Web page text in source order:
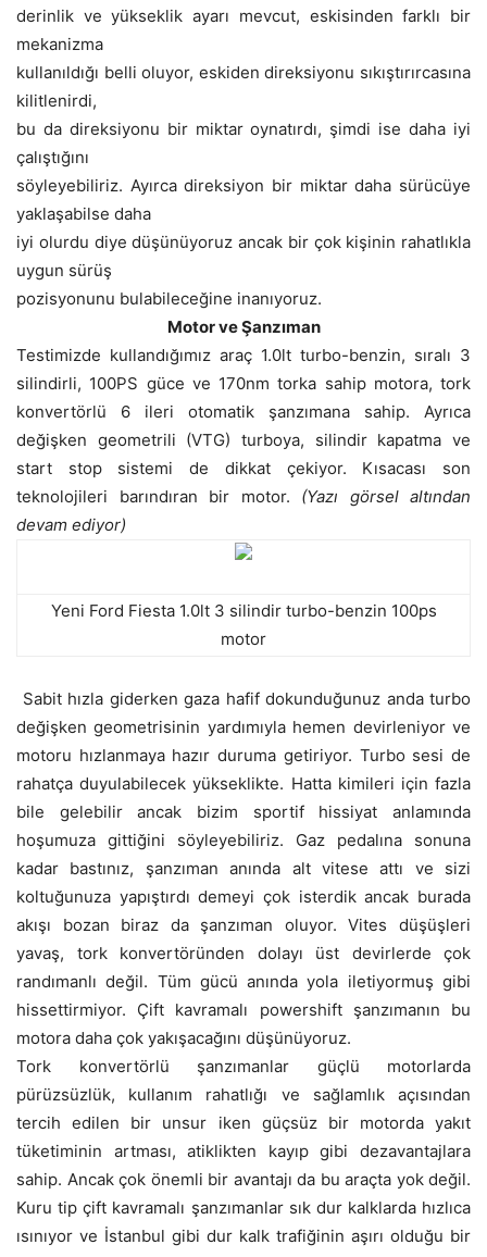
derinlik ve yükseklik ayarı mevcut, eskisinden farklı bir
mekanizma
kullanıldığı belli oluyor, eskiden direksiyonu sıkıştırırcasına
kilitlenirdi,
bu da direksiyonu bir miktar oynatırdı, şimdi ise daha iyi
çalıştığını
söyleyebiliriz. Ayırca direksiyon bir miktar daha sürücüye
yaklaşabilse daha
iyi olurdu diye düşünüyoruz ancak bir çok kişinin rahatlıkla
uygun sürüş
pozisyonunu bulabileceğine inanıyoruz.
Motor ve Şanzıman
Testimizde kullandığımız araç 1.0lt turbo-benzin, sıralı 3
silindirli, 100PS güce ve 170nm torka sahip motora, tork
konvertörlü 6 ileri otomatik şanzımana sahip. Ayrıca
değişken geometrili (VTG) turboya, silindir kapatma ve
start stop sistemi de dikkat çekiyor. Kısacası son
teknolojileri barındıran bir motor. (Yazı görsel altından
devam ediyor)
Yeni Ford Fiesta 1.0lt 3 silindir turbo-benzin 100ps
motor
Sabit hızla giderken gaza hafif dokunduğunuz anda turbo
değişken geometrisinin yardımıyla hemen devirleniyor ve
motoru hızlanmaya hazır duruma getiriyor. Turbo sesi de
rahatça duyulabilecek yükseklikte. Hatta kimileri için fazla
bile gelebilir ancak bizim sportif hissiyat anlamında
hoşumuza gittiğini söyleyebiliriz. Gaz pedalına sonuna
kadar bastınız, şanzıman anında alt vitese attı ve sizi
koltuğunuza yapıştırdı demeyi çok isterdik ancak burada
akışı bozan biraz da şanzıman oluyor. Vites düşüşleri
yavaş, tork konvertöründen dolayı üst devirlerde çok
randımanlı değil. Tüm gücü anında yola iletiyormuş gibi
hissettirmiyor. Çift kavramalı powershift şanzımanın bu
motora daha çok yakışacağını düşünüyoruz.
Tork konvertörlü şanzımanlar güçlü motorlarda
pürüzsüzlük, kullanım rahatlığı ve sağlamlık açısından
tercih edilen bir unsur iken güçsüz bir motorda yakıt
tüketiminin artması, atiklikten kayıp gibi dezavantajlara
sahip. Ancak çok önemli bir avantajı da bu araçta yok değil.
Kuru tip çift kavramalı şanzımanlar sık dur kalklarda hızlıca
ısınıyor ve İstanbul gibi dur kalk trafiğinin aşırı olduğu bir